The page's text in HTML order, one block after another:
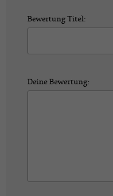
Bewertung Titel:
Deine Bewertung: